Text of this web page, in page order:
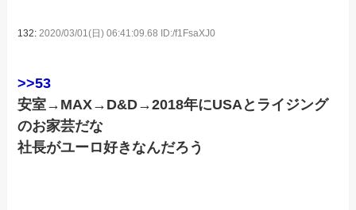
132: 2020/03/01(日) 06:41:09.68 ID:/f1FsaXJ0
>>53
安室→MAX→D&D→2018年にUSAとライジング
のお家芸だな
社長がユーロ好きなんだろう